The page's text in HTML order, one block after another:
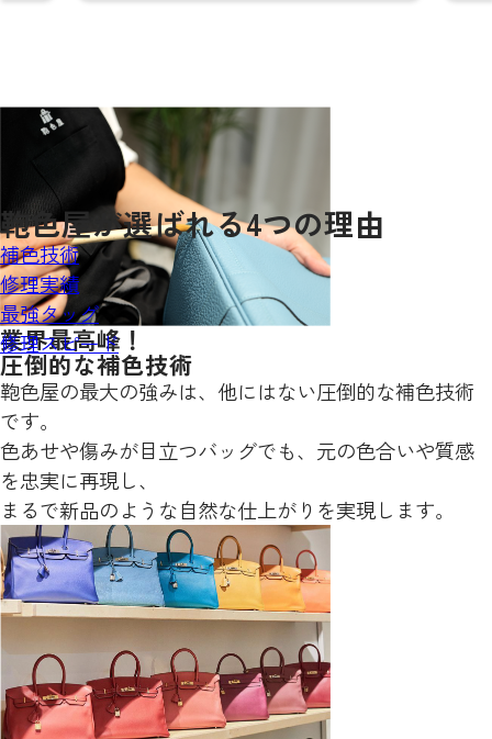
鞄色屋が選ばれる4つの理由
補色技術
修理実績
最強タッグ
修理スピード
業界最高峰！
圧倒的な補色技術
鞄色屋の最大の強みは、他にはない圧倒的な補色技術
です。
色あせや傷みが目立つバッグでも、元の色合いや質感
を忠実に再現し、
まるで新品のような自然な仕上がりを実現します。